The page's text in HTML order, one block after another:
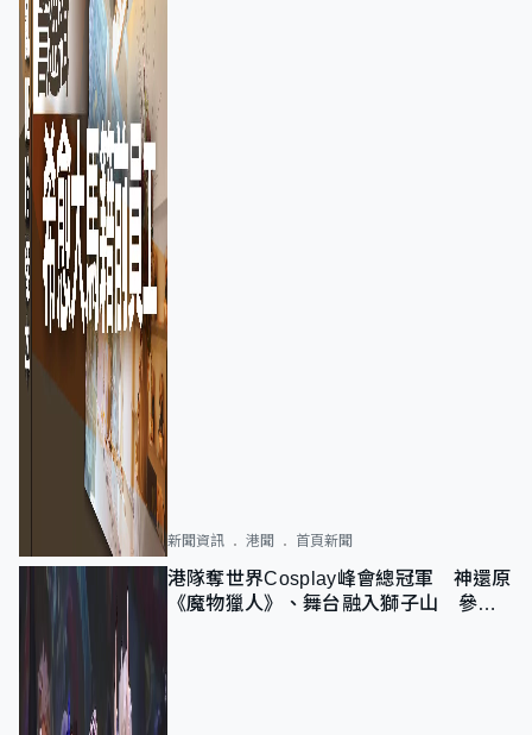
新聞資訊 港聞 首頁新聞
港隊奪世界Cosplay峰會總冠軍 神還原
《魔物獵人》、舞台融入獅子山 參賽